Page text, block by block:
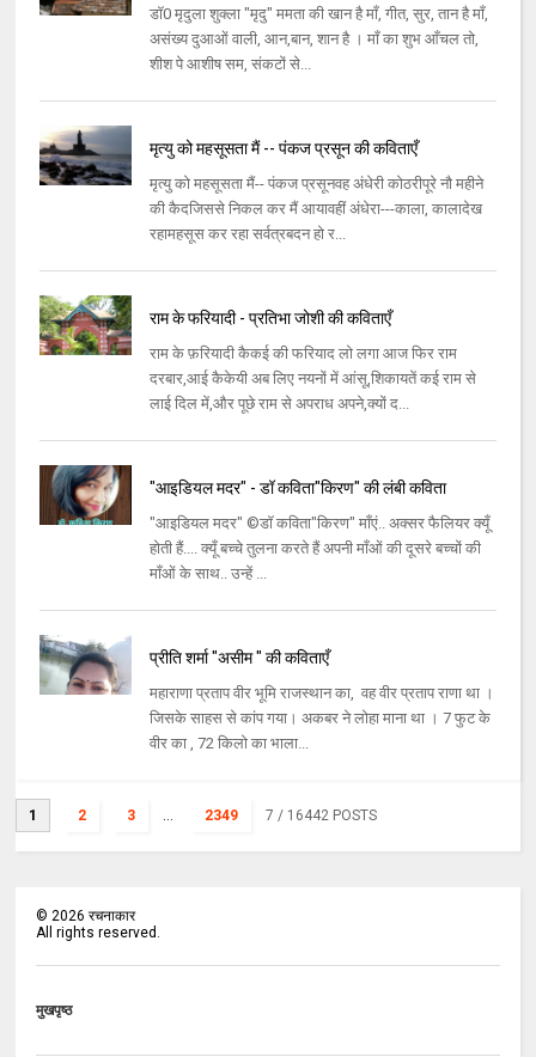
डॉ0 मृदुला शुक्ला "मृदु" ममता की खान है माँ, गीत, सुर, तान है माँ,
असंख्य दुआओं वाली, आन,बान, शान है । माँ का शुभ आँचल तो,
शीश पे आशीष सम, संकटों से...
मृत्यु को महसूसता मैं -- पंकज प्रसून की कविताएँ
मृत्यु को महसूसता मैं-- पंकज प्रसूनवह अंधेरी कोठरीपूरे नौ महीने
की कैदजिससे निकल कर मैं आयावहीं अंधेरा---काला, कालादेख
रहामहसूस कर रहा सर्वत्रबदन हो र...
राम के फरियादी - प्रतिभा जोशी की कविताएँ
राम के फ़रियादी कैकई की फरियाद लो लगा आज फिर राम
दरबार,आई कैकेयी अब लिए नयनों में आंसू,शिकायतें कई राम से
लाई दिल में,और पूछे राम से अपराध अपने,क्यों द...
"आइडियल मदर" - डॉ कविता"किरण" की लंबी कविता
"आइडियल मदर" ©डॉ कविता"किरण" माँएं.. अक्सर फैलियर क्यूँ
होती हैं.... क्यूँ बच्चे तुलना करते हैं अपनी माँओं की दूसरे बच्चों की
माँओं के साथ.. उन्हें ...
प्रीति शर्मा "असीम " की कविताएँ
महाराणा प्रताप वीर भूमि राजस्थान का, वह वीर प्रताप राणा था ।
जिसके साहस से कांप गया। अकबर ने लोहा माना था । 7 फुट के
वीर का , 72 किलो का भाला...
1 2 3 ... 2349 7 / 16442 POSTS
©2026 रचनाकार
All rights reserved.
मुखपृष्ठ